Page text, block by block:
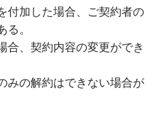
付加した場合、ご契約者の
る。
合、契約内容の変更ができ
みの解約はできない場合が